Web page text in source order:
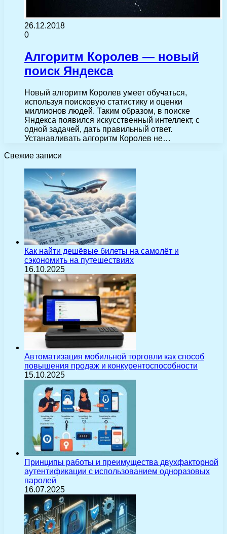
26.12.2018
0
Алгоритм Королев — новый
поиск Яндекса
Новый алгоритм Королев умеет обучаться,
используя поисковую статистику и оценки
миллионов людей. Таким образом, в поиске
Яндекса появился искусственный интеллект, с
одной задачей, дать правильный ответ.
Устанавливать алгоритм Королев не…
Свежие записи
Как найти дешёвые билеты на самолёт и
сэкономить на путешествиях
16.10.2025
Автоматизация мобильной торговли как способ
повышения продаж и конкурентоспособности
15.10.2025
Принципы работы и преимущества двухфакторной
аутентификации с использованием одноразовых
паролей
16.07.2025